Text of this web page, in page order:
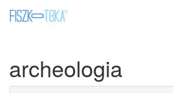
archeologia